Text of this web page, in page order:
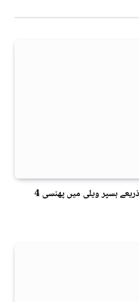
نگر: پاک آرمی نے ہیلی کاپٹر کے ذریعے ہسپر ویلی میں پھنسی 4